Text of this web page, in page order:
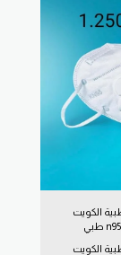
الكويت
الكويت